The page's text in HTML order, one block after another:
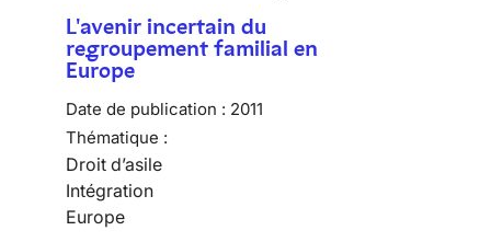
L'avenir incertain du
regroupement familial en
Europe
Date de publication : 2011
Thématique :
Droit d’asile
Intégration
Europe